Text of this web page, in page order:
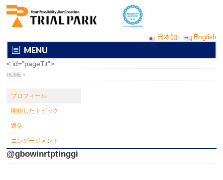
日本語 English
MENU
< id="pageTit">
HOME »
プロフィール
開始したトピック
返信
エンゲージメント
@gbowinrtptinggi